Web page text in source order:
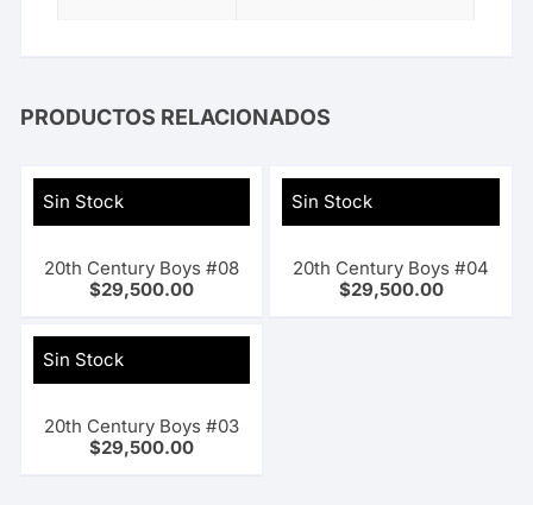
PRODUCTOS RELACIONADOS
Sin Stock
20th Century Boys #08
$29,500.00
Sin Stock
20th Century Boys #04
$29,500.00
Sin Stock
20th Century Boys #03
$29,500.00